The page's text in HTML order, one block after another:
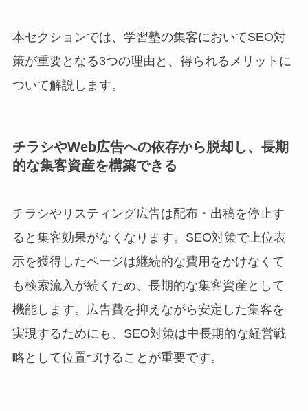
本セクションでは、学習塾の集客においてSEO対
策が重要となる3つの理由と、得られるメリットに
ついて解説します。
チラシやWeb広告への依存から脱却し、長期
的な集客資産を構築できる
チラシやリスティング広告は配布・出稿を停止す
ると集客効果がなくなります。SEO対策で上位表
示を獲得したページは継続的な費用をかけなくて
も検索流入が続くため、長期的な集客資産として
機能します。広告費を抑えながら安定した集客を
実現するためにも、SEO対策は中長期的な経営戦
略として位置づけることが重要です。